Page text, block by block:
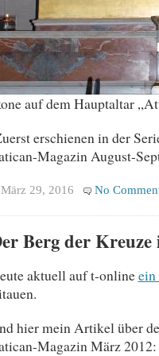
auf dem Hauptaltar
erschienen in der
Magazin August-
März 29, 2016 No
Berg der
aktuell auf t-onlineein
hier mein Artikel über
Magazin März 2012: